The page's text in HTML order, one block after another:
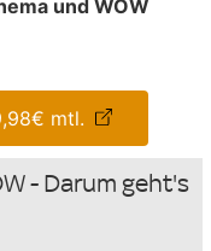
und WOW
mtl.
- Darum geht's